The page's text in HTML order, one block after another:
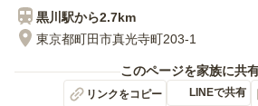
黒川駅から2.7km
東京都町田市真光寺町203-1
このページを家族に共
リンクをコピー LINEで共有